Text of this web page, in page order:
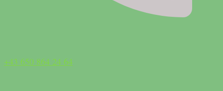
+43 650 864 24 64